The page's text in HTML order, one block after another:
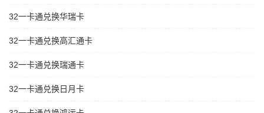
32一卡通兑换华瑞卡
32一卡通兑换高汇通卡
32一卡通兑换瑞通卡
32一卡通兑换日月卡